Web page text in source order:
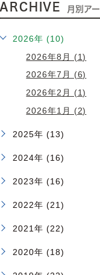
ARCHIVE 月別ア
2026年 (10)
2026年8月 (1)
2026年7月 (6)
2026年2月 (1)
2026年1月 (2)
2025年 (13)
2024年 (16)
2023年 (16)
2022年 (21)
2021年 (22)
2020年 (18)